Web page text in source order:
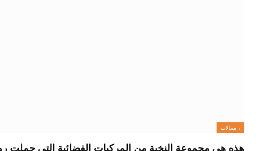
، مقالات
هذه هي مجموعة النخبة من المركبات الفضائية التي حملت